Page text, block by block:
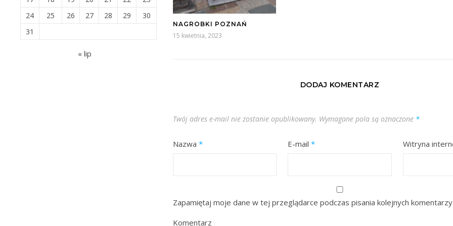
24
25 26 27 28 29
30
31
« lip
NAGROBKI POZNAŃ
15 kwietnia, 2023
DODAJ KOMENTARZ
Twój adres e-mail nie zostanie opublikowany. Wymagane pola są oznaczone *
Nazwa * E-mail* Witryna
Zapamiętaj moje dane w tej przeglądarce podczas pisania kolejnych komentarzy.
Komentarz